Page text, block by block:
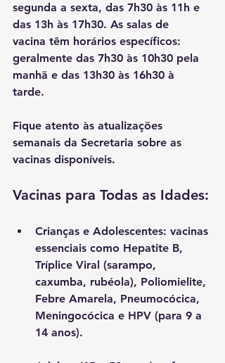
segunda a sexta, das 7h30 às 11h e
das 13h às 17h30. As salas de
vacina têm horários específicos:
geralmente das 7h30 às 10h30 pela
manhã e das 13h30 às 16h30 à
tarde.
Fique atento às atualizações
semanais da Secretaria sobre as
vacinas disponíveis.
Vacinas para Todas as Idades:
Crianças e Adolescentes: vacinas
essenciais como Hepatite B,
Tríplice Viral (sarampo,
caxumba, rubéola), Poliomielite,
Febre Amarela, Pneumocócica,
Meningocócica e HPV (para 9 a
14 anos).